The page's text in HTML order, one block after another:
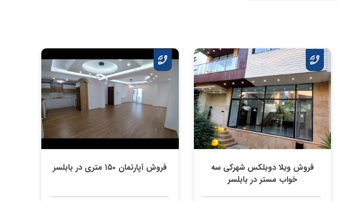
فروش ویلا دوبلکس شهرکی سه
خواب مستر در بابلسر
فروش آپارتمان ۱۵۰ متری در بابلسر